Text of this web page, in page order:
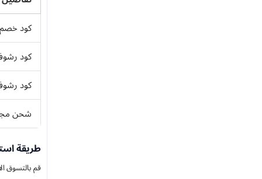
كود خصم
كود رشوف
كود
شحن
طريقة
قم بالتسوق